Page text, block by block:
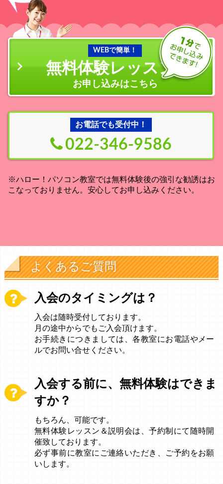
WEBで簡単！
無料体験レッスン
お申し込みはこちら
お電話でも受付中！
022-346-9586
※ハロー！パソコン教室では無料体験後の強引な勧誘はお
こなっておりません。安心してお申し込みください。
よくあるご質問
入会のタイミングは？
入会は随時受付しております。
月の途中からでもご入会頂けます。
お手続きにつきましては、各教室にお電話やメー
ルでお問い合せください。
入会する前に、無料体験はできま
すか？
もちろん、可能です。
無料体験レッスン＆説明会は、予約制にて随時開
催致しております。
必ず事前に教室にご連絡いただき、ご予約をお願
いします。